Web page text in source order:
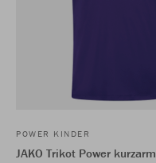
POWER KINDER
JAKO Trikot Power kurzarm